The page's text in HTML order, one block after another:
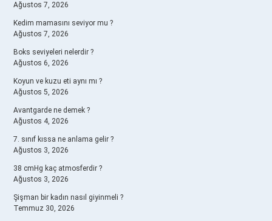
Ağustos 7, 2026
Kedim mamasını seviyor mu ?
Ağustos 7, 2026
Boks seviyeleri nelerdir ?
Ağustos 6, 2026
Koyun ve kuzu eti aynı mı ?
Ağustos 5, 2026
Avantgarde ne demek ?
Ağustos 4, 2026
7. sınıf kıssa ne anlama gelir ?
Ağustos 3, 2026
38 cmHg kaç atmosferdir ?
Ağustos 3, 2026
Şişman bir kadın nasıl giyinmeli ?
Temmuz 30, 2026